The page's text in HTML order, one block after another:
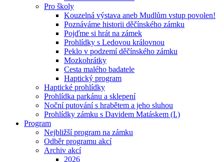
Pro školy
Kouzelná výstava aneb Mudlům vstup povolen!
Poznáváme historii děčínského zámku
Pojďme si hrát na zámek
Prohlídky s Ledovou královnou
Peklo v podzemí děčínského zámku
Mozkohrátky
Cesta malého badatele
Haptický program
Haptické prohlídky
Prohlídka parkánu a sklepení
Noční putování s hrabětem a jeho sluhou
Prohlídky zámku s Davidem Matáskem (I.)
Program
Nejbližší program na zámku
Odběr programu akcí
Archiv akcí
2026